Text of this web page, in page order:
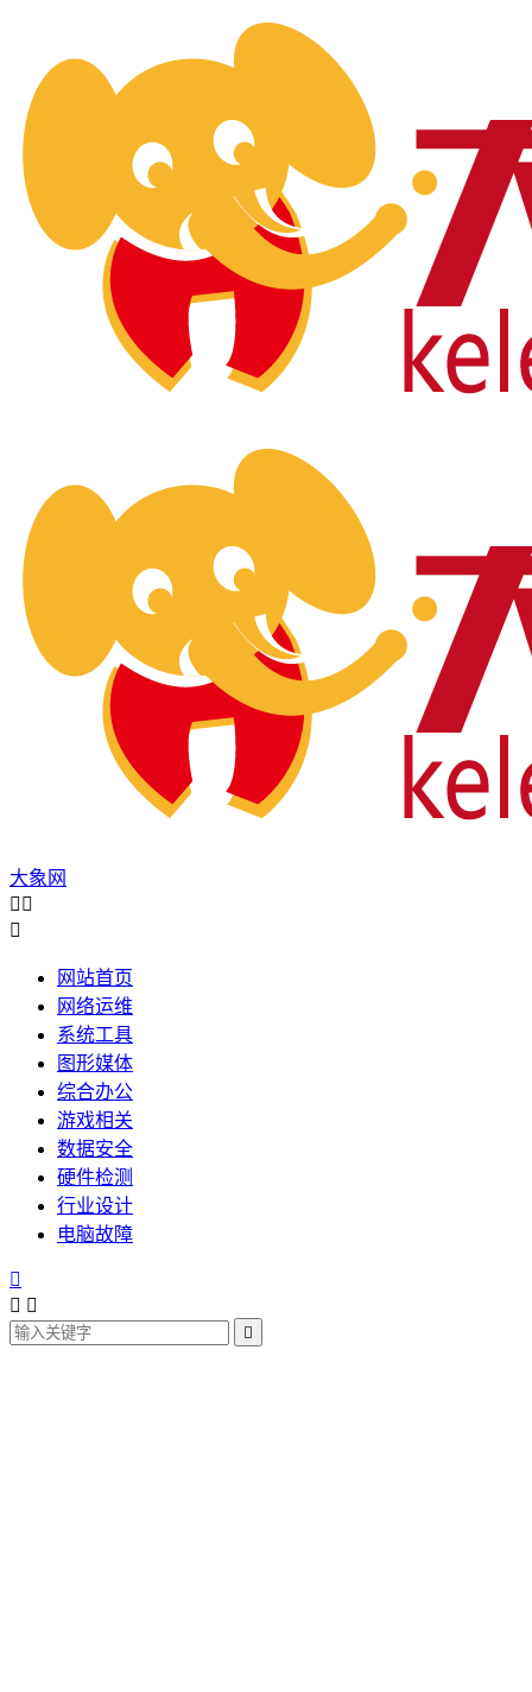
大象网
 

网站首页
网络运维
系统工具
图形媒体
综合办公
游戏相关
数据安全
硬件检测
行业设计
电脑故障

 
